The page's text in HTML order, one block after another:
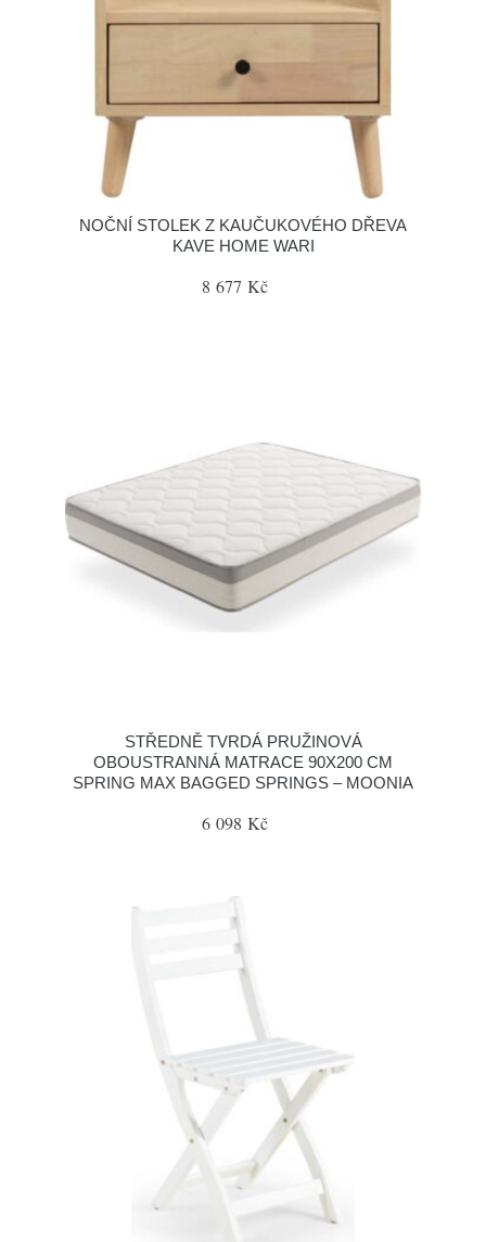
NOČNÍ STOLEK Z KAUČUKOVÉHO DŘEVA
KAVE HOME WARI
8 677 Kč
STŘEDNĚ TVRDÁ PRUŽINOVÁ
OBOUSTRANNÁ MATRACE 90X200 CM
SPRING MAX BAGGED SPRINGS – MOONIA
6 098 Kč